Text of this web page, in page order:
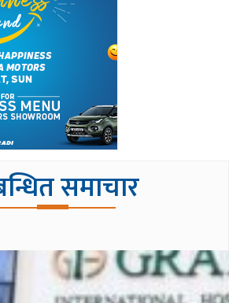
समाचार